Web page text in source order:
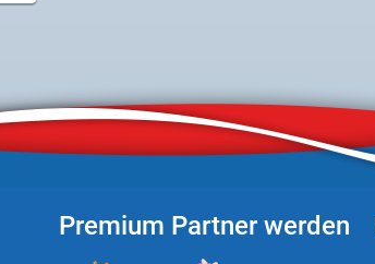
Premium Partner werden